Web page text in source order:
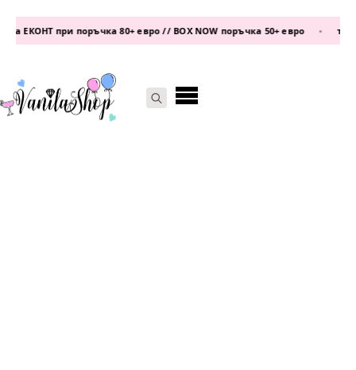
при поръчка 80+ евро // BOX NOW поръчка 50+ евро